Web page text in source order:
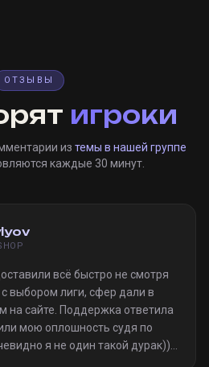
ОТЗЫВЫ
игроки
из темы в нашей группе
каждые 30 минут.
всё быстро не смотря
выбором лиги, сфер дали в
на сайте. Поддержка ответила
мою оплошность судя по
я не один такой дурак)).